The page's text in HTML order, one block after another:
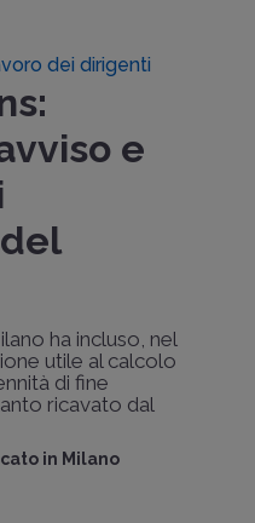
dei dirigenti
e
ha incluso, nel
utile al calcolo
di fine
ricavato dal
in Milano